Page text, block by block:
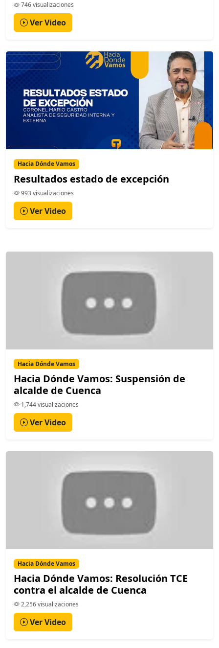
746 visualizaciones
Ver Video
Hacia Dónde Vamos
Resultados estado de excepción
993 visualizaciones
Ver Video
Hacia Dónde Vamos
Hacia Dónde Vamos: Suspensión de
alcalde de Cuenca
1,744 visualizaciones
Ver Video
Hacia Dónde Vamos
Hacia Dónde Vamos: Resolución TCE
contra el alcalde de Cuenca
2,256 visualizaciones
Ver Video